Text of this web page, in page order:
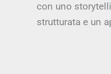
con uno
strutturata e un